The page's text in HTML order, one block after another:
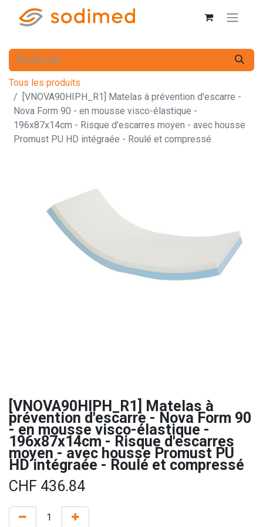
Tous les produits
[VNOVA90HIPH_R1] Matelas à prévention d'escarre -
Nova Form 90 - en mousse visco-élastique -
196x87x14cm - Risque d'escarres moyen - avec housse
Promust PU HD intégraée - Roulé et compressé
[VNOVA90HIPH_R1] Matelas à
prévention d'escarre - Nova Form 90
- en mousse visco-élastique -
196x87x14cm - Risque d'escarres
moyen - avec housse Promust PU
HD intégraée - Roulé et compressé
CHF 436.84